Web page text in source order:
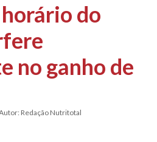
do
no ganho de
Redação Nutritotal